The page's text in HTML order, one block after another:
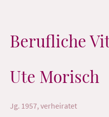
Berufliche
Ute Morisch
Jg. 1957, verheiratet